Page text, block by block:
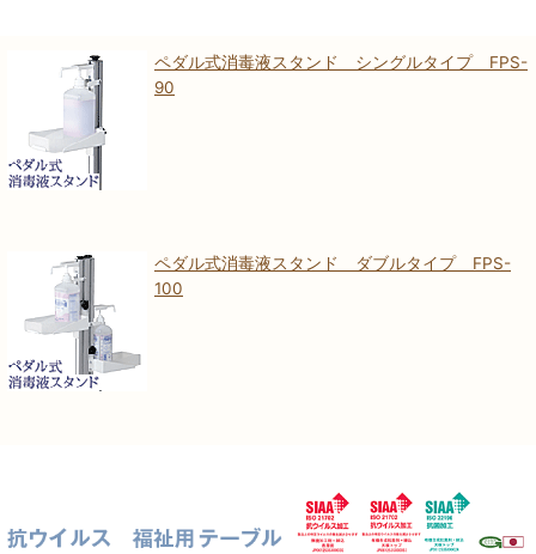
ペダル式消毒液スタンド シングルタイプ FPS-
90
ペダル式消毒液スタンド ダブルタイプ FPS-
100